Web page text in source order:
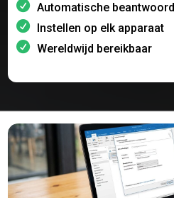
Automatische
Instellen op elk apparaat
Wereldwijd bereikbaar